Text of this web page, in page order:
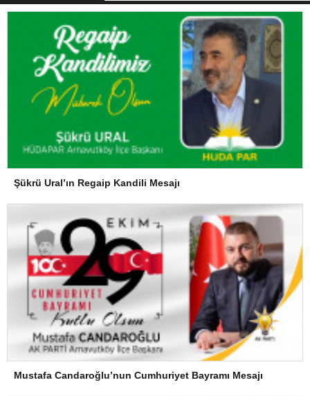
Şükrü Ural’ın Regaip Kandili Mesajı
Mustafa Candaroğlu’nun Cumhuriyet Bayramı Mesajı